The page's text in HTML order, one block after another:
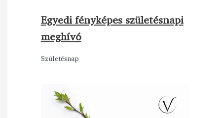
Egyedi fényképes születésnapi
meghívó
Születésnap